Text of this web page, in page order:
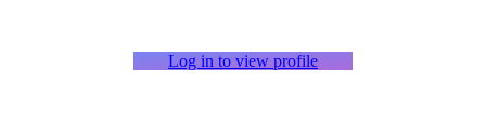
Log in to view profile